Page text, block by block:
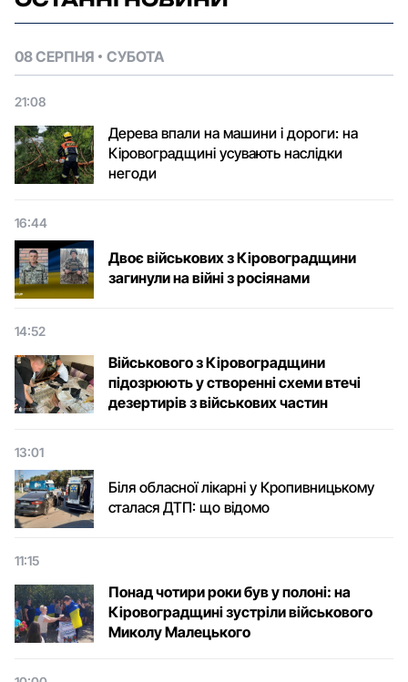
08 СЕРПНЯ СУБОТА
21:08
Дерева впали на машини і дороги: на
Кіровоградщині усувають наслідки
негоди
16:44
Двоє військових з Кіровоградщини
загинули на війні з росіянами
14:52
Військового з Кіровоградщини
підозрюють у створенні схеми втечі
дезертирів з військових частин
13:01
Біля обласної лікарні у Кропивницькому
сталася ДТП: що відомо
11:15
Понад чотири роки був у полоні: на
Кіровоградщині зустріли військового
Микoлу Малецькoгo